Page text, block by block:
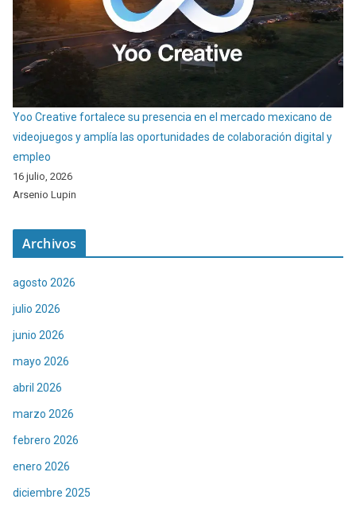
Yoo Creative fortalece su presencia en el mercado mexicano de
videojuegos y amplía las oportunidades de colaboración digital y
empleo
16 julio, 2026
Arsenio Lupin
Archivos
agosto 2026
julio 2026
junio 2026
mayo 2026
abril 2026
marzo 2026
febrero 2026
enero 2026
diciembre 2025